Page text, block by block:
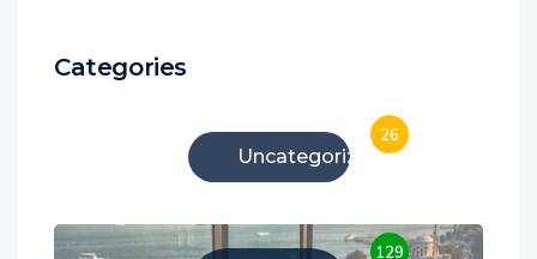
Categories
Uncategorized
26
129